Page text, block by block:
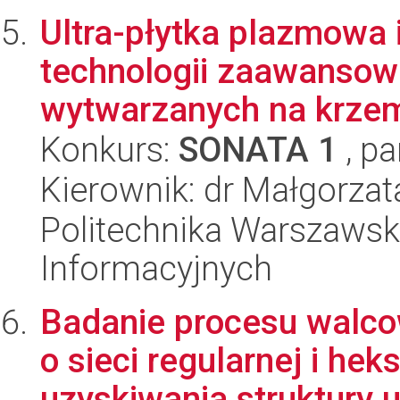
Ultra-płytka
technologii
wytwarzanych na
Konkurs: SONATA 1 ,
Kierownik: dr
Politechnika
Informacyjnych
Badanie procesu
o sieci regularnej i